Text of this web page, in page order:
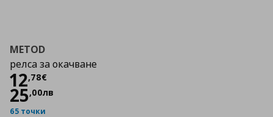
METOD
релса за окачване
12,78€
Цена
25,00лв
65 точки